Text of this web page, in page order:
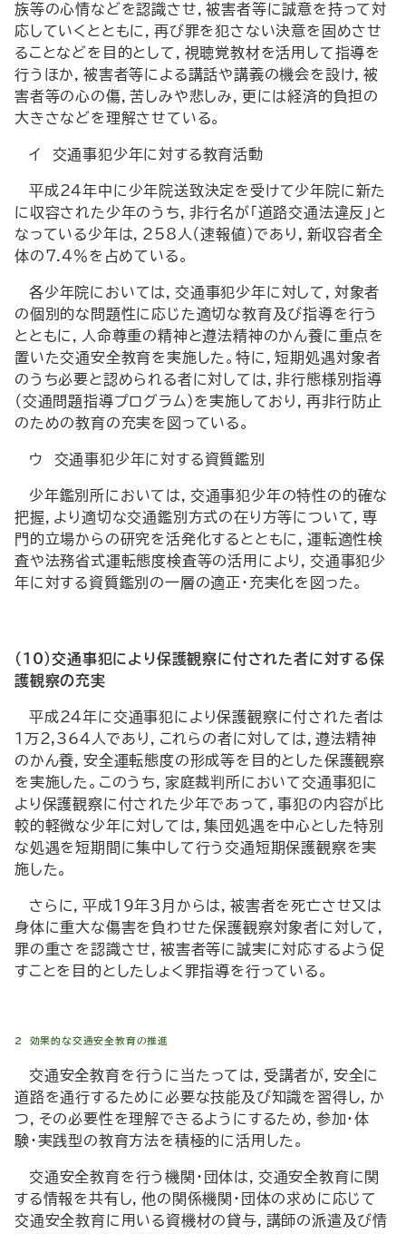
族等の心情などを認識させ，被害者等に誠意を持って対
応していくとともに，再び罪を犯さない決意を固めさせ
ることなどを目的として，視聴覚教材を活用して指導を
行うほか，被害者等による講話や講義の機会を設け，被
害者等の心の傷，苦しみや悲しみ，更には経済的負担の
大きさなどを理解させている。
イ 交通事犯少年に対する教育活動
平成24年中に少年院送致決定を受けて少年院に新た
に収容された少年のうち，非行名が「道路交通法違反」と
なっている少年は，258人（速報値）であり，新収容者全
体の7.4％を占めている。
各少年院においては，交通事犯少年に対して，対象者
の個別的な問題性に応じた適切な教育及び指導を行う
とともに，人命尊重の精神と遵法精神のかん養に重点を
置いた交通安全教育を実施した。特に，短期処遇対象者
のうち必要と認められる者に対しては，非行態様別指導
（交通問題指導プログラム）を実施しており，再非行防止
のための教育の充実を図っている。
ウ 交通事犯少年に対する資質鑑別
少年鑑別所においては，交通事犯少年の特性の的確な
把握，より適切な交通鑑別方式の在り方等について，専
門的立場からの研究を活発化するとともに，運転適性検
査や法務省式運転態度検査等の活用により，交通事犯少
年に対する資質鑑別の一層の適正・充実化を図った。
（10）交通事犯により保護観察に付された者に対する保
護観察の充実
平成24年に交通事犯により保護観察に付された者は
１万2,364人であり，これらの者に対しては，遵法精神
のかん養，安全運転態度の形成等を目的とした保護観察
を実施した。このうち，家庭裁判所において交通事犯に
より保護観察に付された少年であって，事犯の内容が比
較的軽微な少年に対しては，集団処遇を中心とした特別
な処遇を短期間に集中して行う交通短期保護観察を実
施した。
さらに，平成19年３月からは，被害者を死亡させ又は
身体に重大な傷害を負わせた保護観察対象者に対して，
罪の重さを認識させ，被害者等に誠実に対応するよう促
すことを目的としたしょく罪指導を行っている。
2 効果的な交通安全教育の推進
交通安全教育を行うに当たっては，受講者が，安全に
道路を通行するために必要な技能及び知識を習得し，か
つ，その必要性を理解できるようにするため，参加・体
験・実践型の教育方法を積極的に活用した。
交通安全教育を行う機関・団体は，交通安全教育に関
する情報を共有し，他の関係機関・団体の求めに応じて
交通安全教育に用いる資機材の貸与，講師の派遣及び情